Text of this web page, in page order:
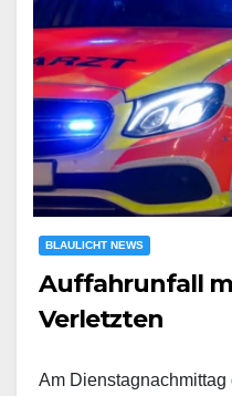
BLAULICHT NEWS
Auffahrunfall
Verletzten
Am